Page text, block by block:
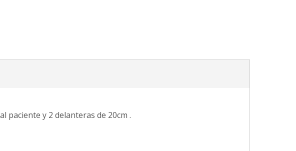
paciente y 2 delanteras de 20cm .